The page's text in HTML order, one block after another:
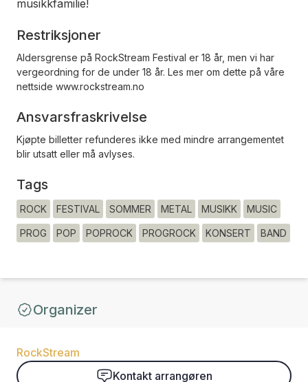
musikkfamilie!
Restriksjoner
Aldersgrense på RockStream Festival er 18 år, men vi har
vergeordning for de under 18 år. Les mer om dette på våre
nettside www.rockstream.no
Ansvarsfraskrivelse
Kjøpte billetter refunderes ikke med mindre arrangementet
blir utsatt eller må avlyses.
Tags
ROCK FESTIVAL SOMMER METAL MUSIKK MUSIC
PROG POP POPROCK PROGROCK KONSERT BAND
Organizer
RockStream
Kontakt arrangøren